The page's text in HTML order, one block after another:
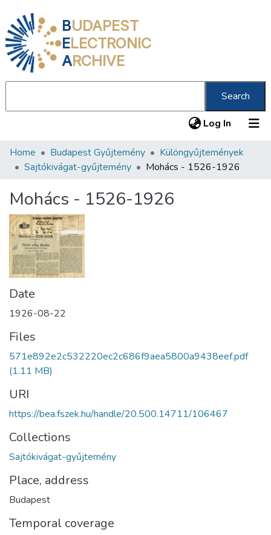
BUDAPEST
ELECTRONIC
ARCHIVE
Search
Log In (current)
Communities & Collections
Statistics
About us
Home Budapest Gyűjtemény
Különgyűjtemények
Sajtókivágat-gyűjtemény
Mohács - 1526-1926
Mohács - 1526-1926
Date
1926-08-22
Files
571e892e2c532220ec2c686f9aea5800a9438eef.pdf
(1.11 MB)
URI
https://bea.fszek.hu/handle/20.500.14711/106467
Collections
Sajtókivágat-gyűjtemény
Place, address
Budapest
Temporal coverage